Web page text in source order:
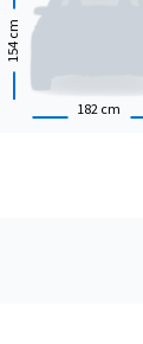
182 cm
154
cm